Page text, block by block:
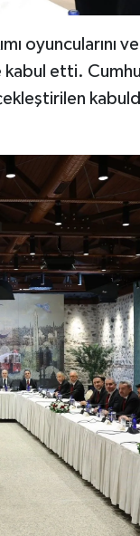
oyuncularını
kabul etti.